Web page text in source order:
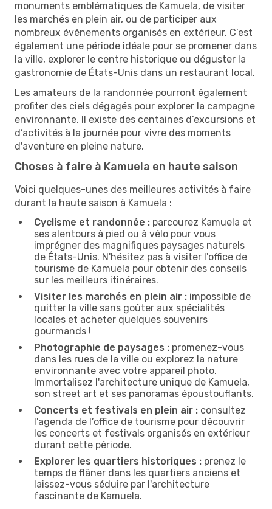
monuments emblématiques de Kamuela, de visiter
les marchés en plein air, ou de participer aux
nombreux événements organisés en extérieur. C’est
également une période idéale pour se promener dans
la ville, explorer le centre historique ou déguster la
gastronomie de États-Unis dans un restaurant local.
Les amateurs de la randonnée pourront également
profiter des ciels dégagés pour explorer la campagne
environnante. Il existe des centaines d’excursions et
d’activités à la journée pour vivre des moments
d'aventure en pleine nature.
Choses à faire à Kamuela en haute saison
Voici quelques-unes des meilleures activités à faire
durant la haute saison à Kamuela :
Cyclisme et randonnée : parcourez Kamuela et
ses alentours à pied ou à vélo pour vous
imprégner des magnifiques paysages naturels
de États-Unis. N'hésitez pas à visiter l'office de
tourisme de Kamuela pour obtenir des conseils
sur les meilleurs itinéraires.
Visiter les marchés en plein air : impossible de
quitter la ville sans goûter aux spécialités
locales et acheter quelques souvenirs
gourmands !
Photographie de paysages : promenez-vous
dans les rues de la ville ou explorez la nature
environnante avec votre appareil photo.
Immortalisez l'architecture unique de Kamuela,
son street art et ses panoramas époustouflants.
Concerts et festivals en plein air : consultez
l'agenda de l’office de tourisme pour découvrir
les concerts et festivals organisés en extérieur
durant cette période.
Explorer les quartiers historiques : prenez le
temps de flâner dans les quartiers anciens et
laissez-vous séduire par l'architecture
fascinante de Kamuela.